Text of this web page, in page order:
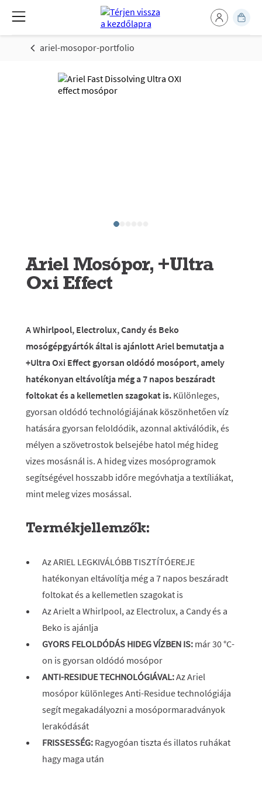
ariel-mosopor-portfolio
Ariel Mosópor, +Ultra
Oxi Effect
A Whirlpool, Electrolux, Candy és Beko
mosógépgyártók által is ajánlott Ariel bemutatja a
+Ultra Oxi Effect gyorsan oldódó mosóport, amely
hatékonyan eltávolítja még a 7 napos beszáradt
foltokat és a kellemetlen szagokat is. Különleges,
gyorsan oldódó technológiájának köszönhetően víz
hatására gyorsan feloldódik, azonnal aktiválódik, és
mélyen a szövetrostok belsejébe hatol még hideg
vizes mosásnál is. A hideg vizes mosóprogramok
segítségével hosszabb időre megóvhatja a textíliákat,
mint meleg vizes mosással.
Termékjellemzők:
Az ARIEL LEGKIVÁLÓBB TISZTÍTÓEREJE
hatékonyan eltávolítja még a 7 napos beszáradt
foltokat és a kellemetlen szagokat is
Az Arielt a Whirlpool, az Electrolux, a Candy és a
Beko is ajánlja
GYORS FELOLDÓDÁS HIDEG VÍZBEN IS: már 30 °C-
on is gyorsan oldódó mosópor
ANTI-RESIDUE TECHNOLÓGIÁVAL:Az Ariel
mosópor különleges Anti-Residue technológiája
segít megakadályozni a mosópormaradványok
lerakódását
FRISSESSÉG: Ragyogóan tiszta és illatos ruhákat
hagy maga után